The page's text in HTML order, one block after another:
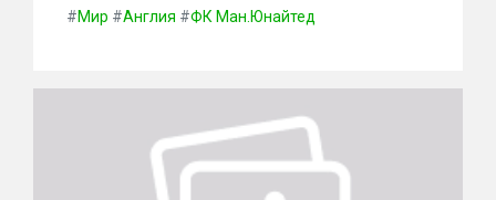
#Мир #Англия #ФК Ман.Юнайтед